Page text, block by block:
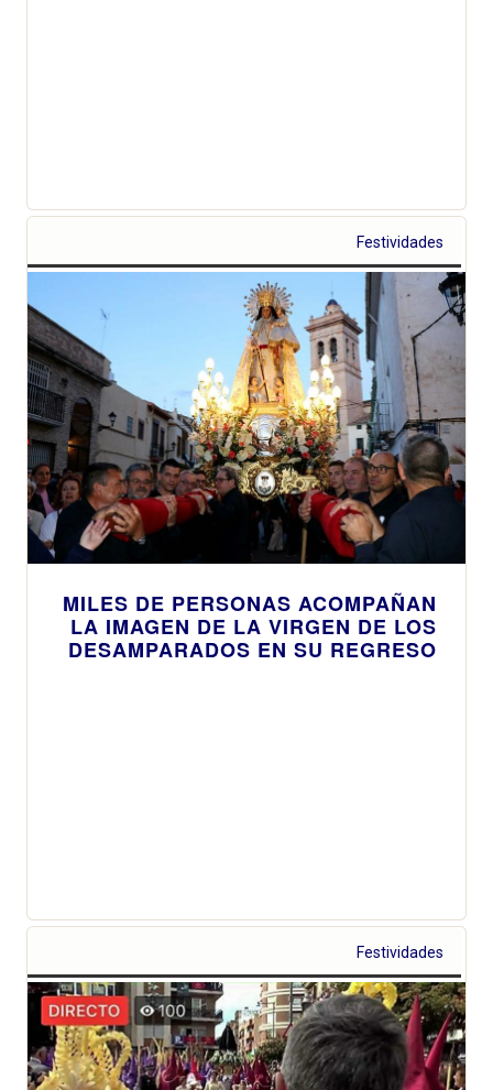
Festividades
MILES DE PERSONAS ACOMPAÑAN
LA IMAGEN DE LA VIRGEN DE LOS
DESAMPARADOS EN SU REGRESO
Festividades